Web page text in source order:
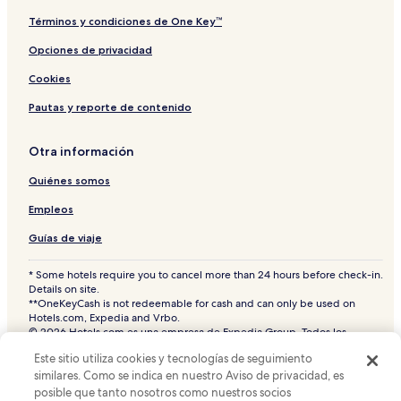
Hoteles en Rama 9
Hoteles cerca de A. Internacional Don Mueang
Hoteles cerca de Estación de tren de Bangkok
Phahonyotin
Hoteles en Dusit
Junction
Hoteles en Chatuchak
Hoteles cerca de Sala del Trono Abhisek Dusit
Hoteles cerca de Club de golf Royal Dusit Golf
Hostales en Si Kan
Hoteles cerca de Escuela técnica de entrenamiento aéreo
Hoteles cerca de Bazar nocturno Tawanna
Términos y condiciones de One Key™
Opciones de privacidad
Cookies
Pautas y reporte de contenido
Otra información
Quiénes somos
Empleos
Guías de viaje
* Some hotels require you to cancel more than 24 hours before check-in.
Details on site.
**OneKeyCash is not redeemable for cash and can only be used on
Hotels.com, Expedia and Vrbo.
© 2026 Hotels.com es una empresa de Expedia Group. Todos los
Hoteles.com y el logotipo de Hoteles.com son marcas comerciales o
marcas comerciales registradas de Hotels.com, L.P. CST# 2029030-50.
Este sitio utiliza cookies y tecnologías de seguimiento
similares. Como se indica en nuestro Aviso de privacidad, es
posible que tanto nosotros como nuestros socios